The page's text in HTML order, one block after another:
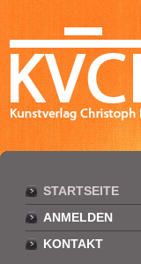
STARTSEITE
ANMELDEN
KONTAKT